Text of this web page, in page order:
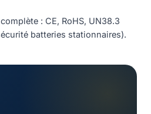
: CE, RoHS, UN38.3
batteries stationnaires).